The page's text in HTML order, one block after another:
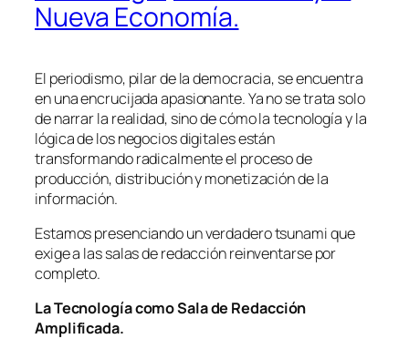
Nueva Economía.
El periodismo, pilar de la democracia, se encuentra
en una encrucijada apasionante. Ya no se trata solo
de narrar la realidad, sino de cómo la tecnología y la
lógica de los negocios digitales están
transformando radicalmente el proceso de
producción, distribución y monetización de la
información.
Estamos presenciando un verdadero tsunami que
exige a las salas de redacción reinventarse por
completo.
La Tecnología como Sala de Redacción
Amplificada.